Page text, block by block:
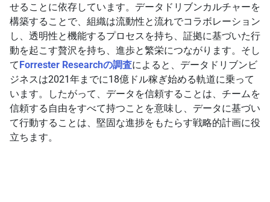
せることに依存しています。データドリブンカルチャーを
構築することで、組織は流動性と流れでコラボレーション
し、透明性と機能するプロセスを持ち、証拠に基づいた行
動を起こす贅沢を持ち、進歩と繁栄につながります。そし
てForrester Researchの調査によると、データドリブンビ
ジネスは2021年までに18億ドル稼ぎ始める軌道に乗って
います。したがって、データを信頼することは、チームを
信頼する自由をすべて持つことを意味し、データに基づい
て行動することは、堅固な進捗をもたらす戦略的計画に役
立ちます。